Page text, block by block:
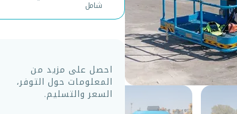
شامل
احصل على مزيد من
المعلومات حول التوفر،
السعر والتسليم.